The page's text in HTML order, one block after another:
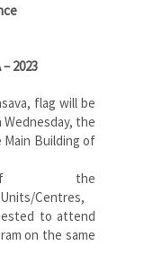
– 2023
flag will be
the
Building of
the
Centres,
to attend
on the same